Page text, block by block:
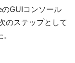
GUIコンソール
のステップとして